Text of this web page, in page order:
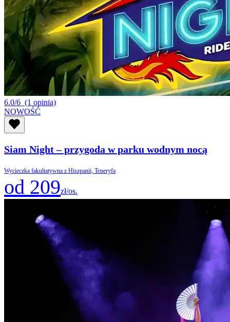
6.0/6 (1 opinia)
NOWOŚĆ
Siam Night – przygoda w parku wodnym nocą
Wycieczka fakultatywna z Hiszpanii, Teneryfa
od 209zł/os.